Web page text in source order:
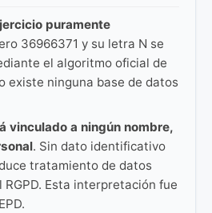
puramente
36966371 y su letra N se
el algoritmo oficial de
existe ninguna base de datos
vinculado a ningún nombre,
. Sin dato identificativo
tratamiento de datos
Esta interpretación fue